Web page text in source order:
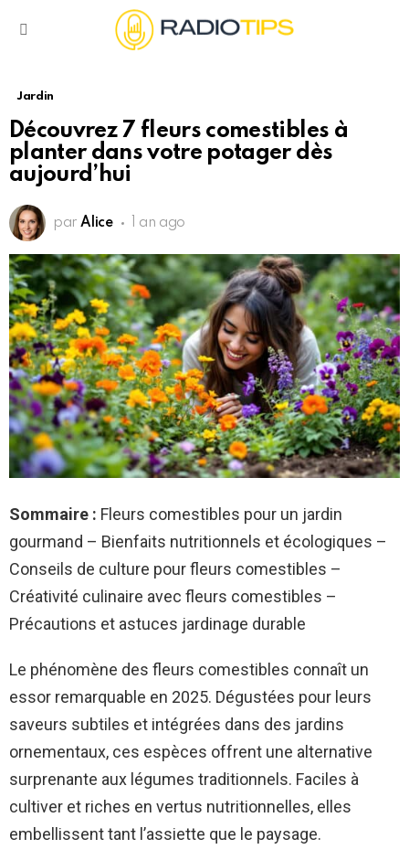
Jardin
Découvrez 7 fleurs comestibles à
planter dans votre potager dès
aujourd’hui
par Alice 1 an ago
Sommaire : Fleurs comestibles pour un jardin
gourmand – Bienfaits nutritionnels et écologiques –
Conseils de culture pour fleurs comestibles –
Créativité culinaire avec fleurs comestibles –
Précautions et astuces jardinage durable
Le phénomène des fleurs comestibles connaît un
essor remarquable en 2025. Dégustées pour leurs
saveurs subtiles et intégrées dans des jardins
ornementaux, ces espèces offrent une alternative
surprenante aux légumes traditionnels. Faciles à
cultiver et riches en vertus nutritionnelles, elles
embellissent tant l’assiette que le paysage.